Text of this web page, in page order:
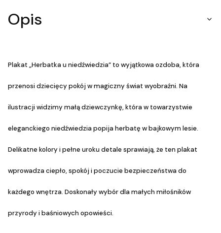
Opis
Plakat „Herbatka u niedźwiedzia” to wyjątkowa ozdoba, która
przenosi dziecięcy pokój w magiczny świat wyobraźni. Na
ilustracji widzimy małą dziewczynkę, która w towarzystwie
eleganckiego niedźwiedzia popija herbatę w bajkowym lesie.
Delikatne kolory i pełne uroku detale sprawiają, że ten plakat
wprowadza ciepło, spokój i poczucie bezpieczeństwa do
każdego wnętrza. Doskonały wybór dla małych miłośników
przyrody i baśniowych opowieści.